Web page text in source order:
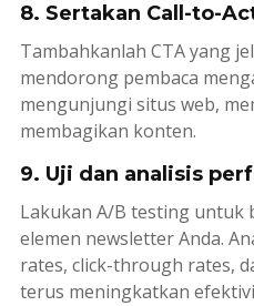
8. Sertakan Call-to-
Tambahkanlah CTAyang
mendorong pembaca
mengunjungi situs web,
membagikan konten.
9. Uji dan analisis
Lakukan A/B testinguntuk
elemen newsletterAnda.
rates, click-through rates,
terus meningkatkan